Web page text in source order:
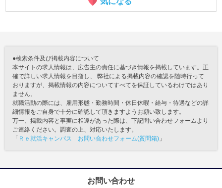
●検索条件及び掲載内容について
本サイトの求人情報は、広告主の責任に基づき情報を掲載しています。正
確で詳しい求人情報を目指し、 弊社による掲載内容の確認を随時行って
おりますが、掲載情報の内容についてすべてを保証しているわけではあり
ません。
就職活動の際には、雇用形態・勤務時間・休日休暇・給与・待遇などの詳
細情報をご自身で十分に確認して頂きますようお願い致します。
万一、掲載内容と事実に相違があった際は、下記問い合わせフォームより
ご連絡ください。調査の上、対応いたします。
「 Ｒｅ就活キャンパス お問い合わせフォーム(質問箱) 」
お問い合わせ